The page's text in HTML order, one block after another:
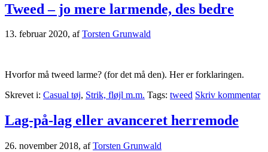
Tweed – jo mere larmende, des bedre
13. februar 2020, afTorsten Grunwald
Hvorfor må tweed larme? (for det må den). Her er forklaringen.
Skrevet i: Casual tøj, Strik, fløjl m.m. Tags: tweed Skriv kommentar
Lag-på-lag eller avanceret herremode
26. november 2018, afTorsten Grunwald